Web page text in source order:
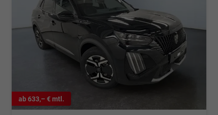
ab 633,– € mtl.